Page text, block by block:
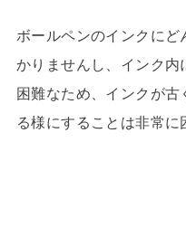
ボールペンのインクに
かりませんし、インク内
困難なため、インクが
る様にすることは非常に